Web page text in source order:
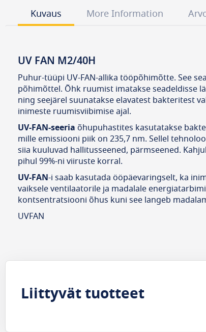
Kuvaus More Information
UV FAN M2/40H
Puhur-tüüpi UV-FAN-allika tööpõhimõtte. See
põhimõttel. Õhk ruumist imatakse seadeldisse
ning seejärel suunatakse elavatest bakteritest
inimeste ruumisviibimise ajal.
UV-FAN-seeria õhupuhastites kasutatakse
mille emissiooni piik on 235,7 nm. Sellel
siia kuuluvad hallitusseened, pärmseened.
pihul 99%-ni viiruste korral.
UV-FAN-i saab kasutada ööpäevaringselt, ka
vaiksele ventilaatorile ja madalale
kontsentratsiooni õhus kuni see langeb
UVFAN
Liittyvät tuotteet